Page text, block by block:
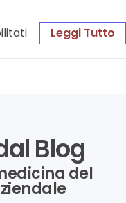
Leggi Tutto
Blog
del